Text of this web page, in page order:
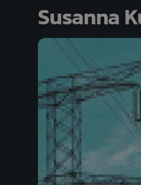
Susanna